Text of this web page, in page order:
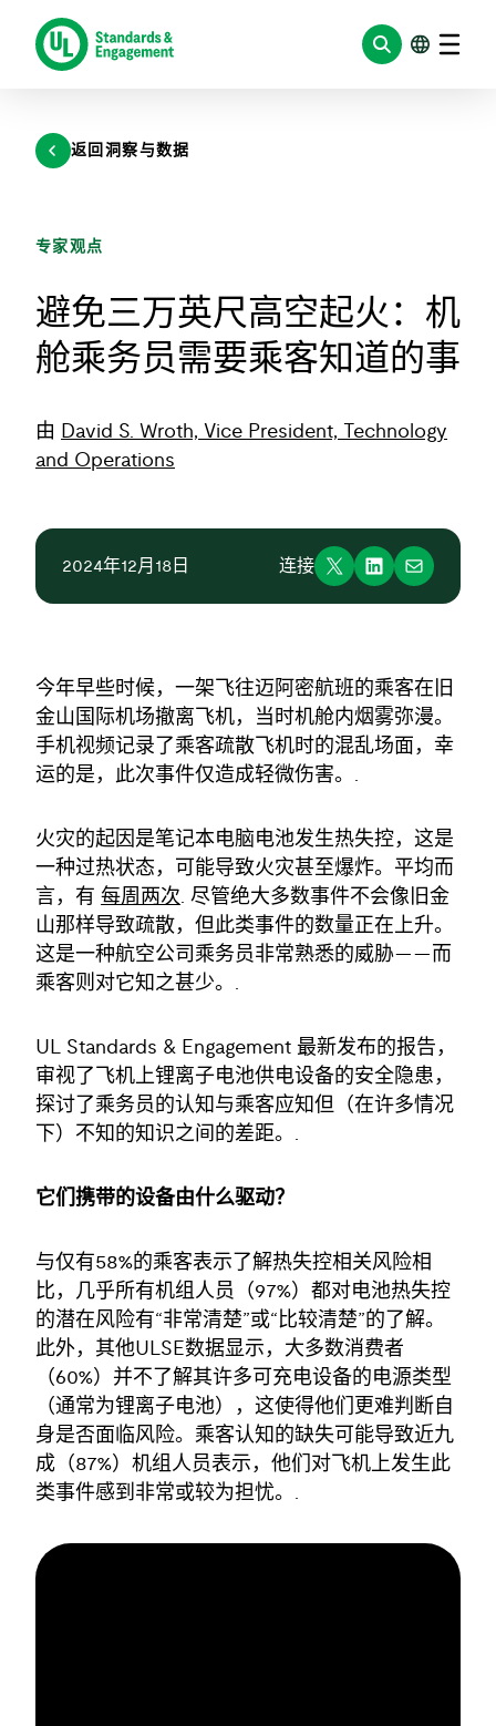
返回洞察与数据
专家观点
避免三万英尺高空起火：机
舱乘务员需要乘客知道的事
由
David S. Wroth, Vice President, Technology
and Operations
2024年12月18日 连接
今年早些时候，一架飞往迈阿密航班的乘客在旧
金山国际机场撤离飞机，当时机舱内烟雾弥漫。
手机视频记录了乘客疏散飞机时的混乱场面，幸
运的是，此次事件仅造成轻微伤害。.
火灾的起因是笔记本电脑电池发生热失控，这是
一种过热状态，可能导致火灾甚至爆炸。平均而
言，有 每周两次. 尽管绝大多数事件不会像旧金
山那样导致疏散，但此类事件的数量正在上升。
这是一种航空公司乘务员非常熟悉的威胁——而
乘客则对它知之甚少。.
UL Standards & Engagement 最新发布的报告，
审视了飞机上锂离子电池供电设备的安全隐患，
探讨了乘务员的认知与乘客应知但（在许多情况
下）不知的知识之间的差距。.
它们携带的设备由什么驱动？
与仅有58%的乘客表示了解热失控相关风险相
比，几乎所有机组人员（97%）都对电池热失控
的潜在风险有“非常清楚”或“比较清楚”的了解。
此外，其他ULSE数据显示，大多数消费者
（60%）并不了解其许多可充电设备的电源类型
（通常为锂离子电池），这使得他们更难判断自
身是否面临风险。乘客认知的缺失可能导致近九
成（87%）机组人员表示，他们对飞机上发生此
类事件感到非常或较为担忧。.